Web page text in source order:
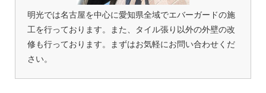
明光では名古屋を中心に愛知県全域でエバーガードの施
工を行っております。また、タイル張り以外の外壁の改
修も行っております。まずはお気軽にお問い合わせくだ
さい。